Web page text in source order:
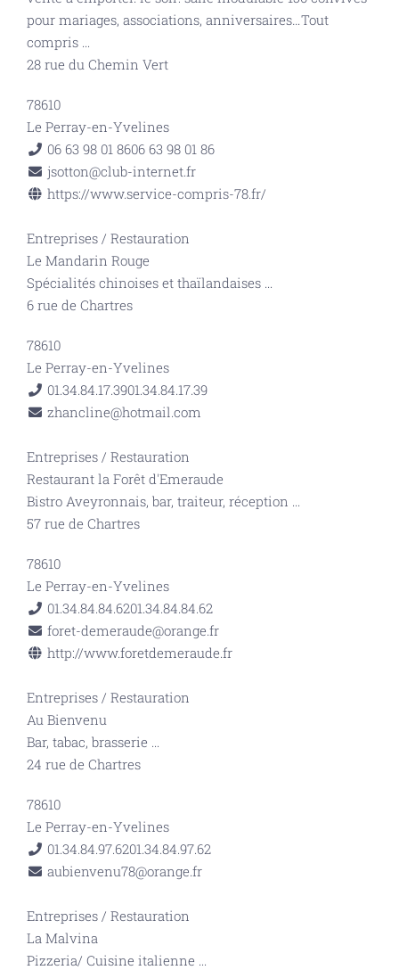
pour mariages, associations, anniversaires…Tout
compris ...
28 rue du Chemin Vert
78610
Le Perray-en-Yvelines
06 63 98 01 8606 63 98 01 86
jsotton@club-internet.fr
https://www.service-compris-78.fr/
Entreprises / Restauration
Le Mandarin Rouge
Spécialités chinoises et thaïlandaises ...
6 rue de Chartres
78610
Le Perray-en-Yvelines
01.34.84.17.3901.34.84.17.39
zhancline@hotmail.com
Entreprises / Restauration
Restaurant la Forêt d'Emeraude
Bistro Aveyronnais, bar, traiteur, réception ...
57 rue de Chartres
78610
Le Perray-en-Yvelines
01.34.84.84.6201.34.84.84.62
foret-demeraude@orange.fr
http://www.foretdemeraude.fr
Entreprises / Restauration
Au Bienvenu
Bar, tabac, brasserie ...
24 rue de Chartres
78610
Le Perray-en-Yvelines
01.34.84.97.6201.34.84.97.62
aubienvenu78@orange.fr
Entreprises / Restauration
La Malvina
Pizzeria/ Cuisine italienne ...